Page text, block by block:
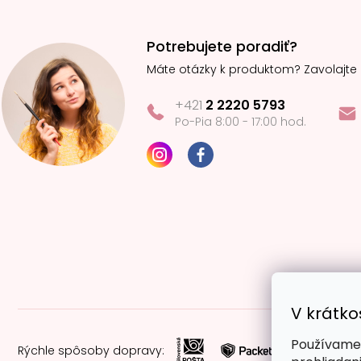
V
Potrebujete poradiť?
Máte otázky k produktom? Zavolajte
+421 2 2220 5793
Po-Pia 8:00 - 17:00 hod.
Rýchle spôsoby dopravy: